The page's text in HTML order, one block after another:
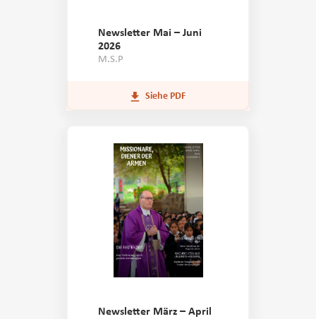
Newsletter Mai – Juni
2026
M.S.P
Siehe PDF
Newsletter März – April